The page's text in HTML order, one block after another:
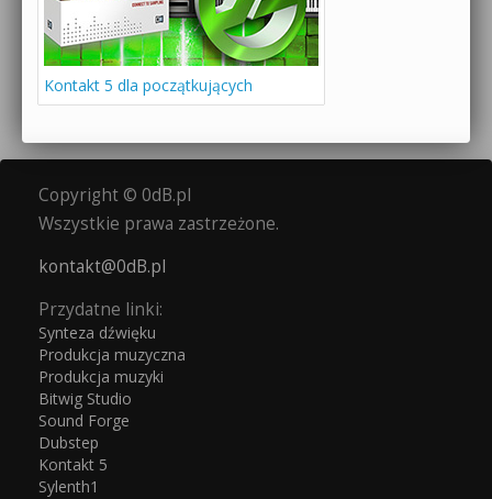
Kontakt 5 dla początkujących
Copyright © 0dB.pl
Wszystkie prawa zastrzeżone.
kontakt@0dB.pl
Przydatne linki:
Synteza dźwięku
Produkcja muzyczna
Produkcja muzyki
Bitwig Studio
Sound Forge
Dubstep
Kontakt 5
Sylenth1